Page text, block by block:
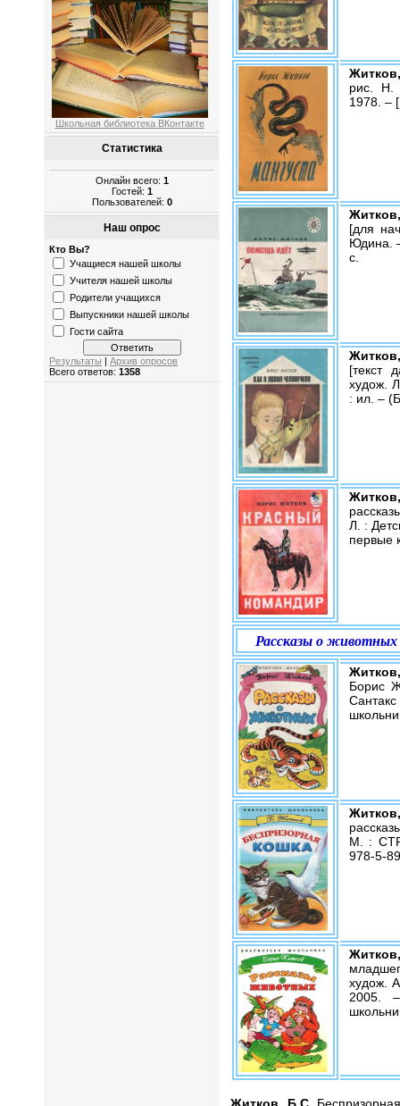
Школьная библиотека ВКонтакте
Статистика
Онлайн всего: 1
Гостей: 1
Пользователей: 0
Наш опрос
Кто Вы?
Учащиеся нашей школы
Учителя нашей школы
Родители учащихся
Выпускники нашей школы
Гости сайта
Результаты
Архив опросов
Всего ответов: 1358
рис. Н.
1978. –
[для
Юдина.
с.
[текст
худож.
: ил. –
Л. :
первые
Рассказы о животных
Борис
М. :
978-5-
худож.
2005.